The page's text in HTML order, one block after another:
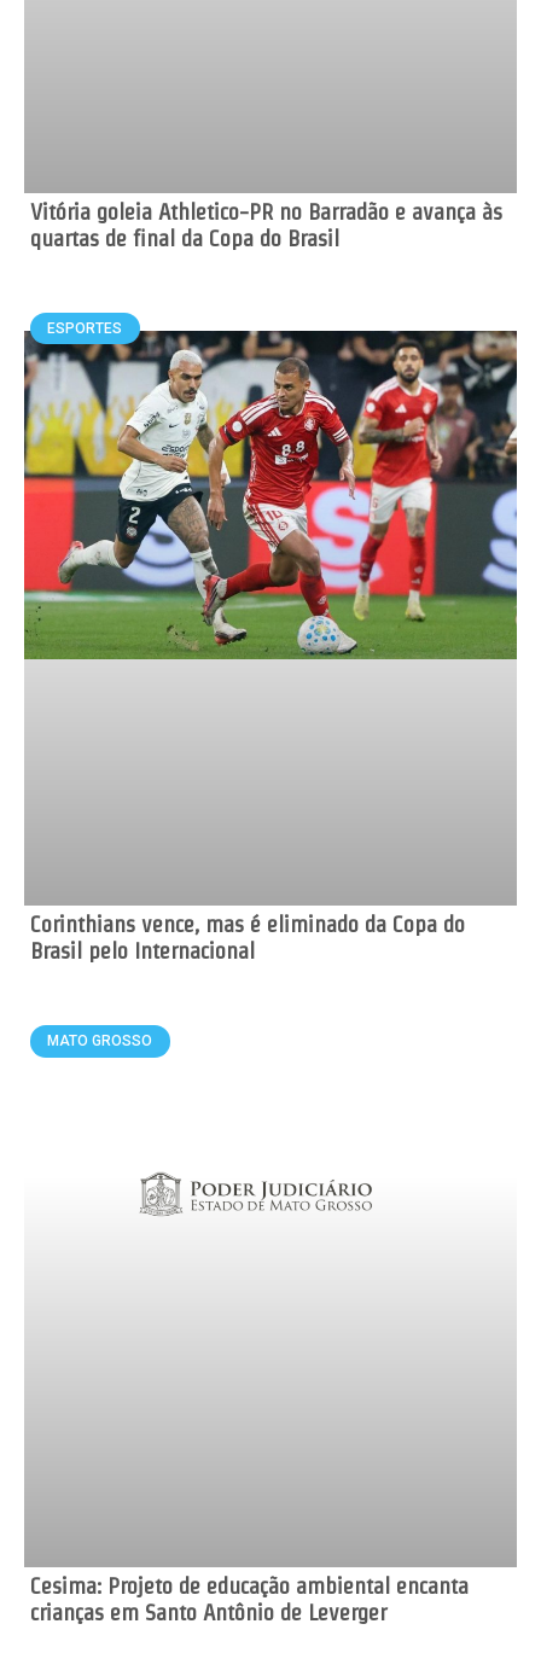
Vitória goleia Athletico-PR no Barradão e avança às
quartas de final da Copa do Brasil
ESPORTES
Corinthians vence, mas é eliminado da Copa do
Brasil pelo Internacional
MATO GROSSO
Cesima: Projeto de educação ambiental encanta
crianças em Santo Antônio de Leverger